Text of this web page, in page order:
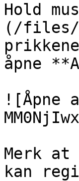
Hold
(/files/
åpne
![Åpne
Merk at
kan